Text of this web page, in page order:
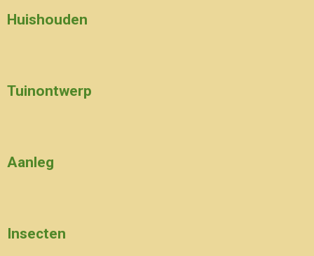
Huishouden
Tuinontwerp
Aanleg
Insecten